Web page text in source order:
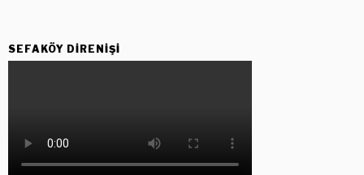
SEFAKÖY DIRENIŞI